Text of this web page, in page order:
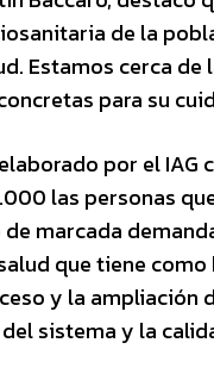
de la
Estamos cerca
para su
por el
las personas
marcada
que tiene
y la
sistema y la